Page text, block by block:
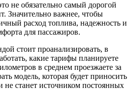
не обязательно самый дорогой
Значительно важнее, чтобы
расход топлива, надежность и
для пассажиров.
стоит проанализировать, в
какие тарифы планируете
в среднем проезжаете за
модель, которая будет приносить
станет источником постоянных